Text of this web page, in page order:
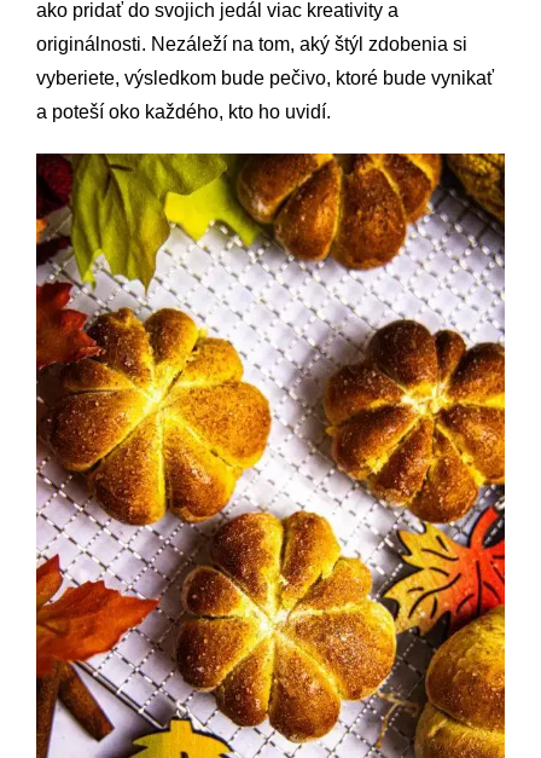
ako pridať do svojich jedál viac kreativity a
originálnosti. Nezáleží na tom, aký štýl zdobenia si
vyberiete, výsledkom bude pečivo, ktoré bude vynikať
a poteší oko každého, kto ho uvidí.